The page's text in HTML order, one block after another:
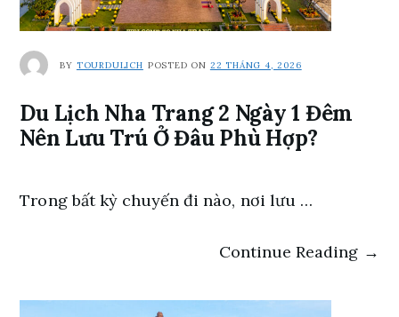
BY TOURDULICH POSTED ON 22 THÁNG 4, 2026
Du Lịch Nha Trang 2 Ngày 1 Đêm
Nên Lưu Trú Ở Đâu Phù Hợp?
Trong bất kỳ chuyến đi nào, nơi lưu …
Continue Reading →